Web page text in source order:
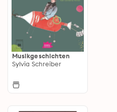
Musikgeschichten
Sylvia Schreiber